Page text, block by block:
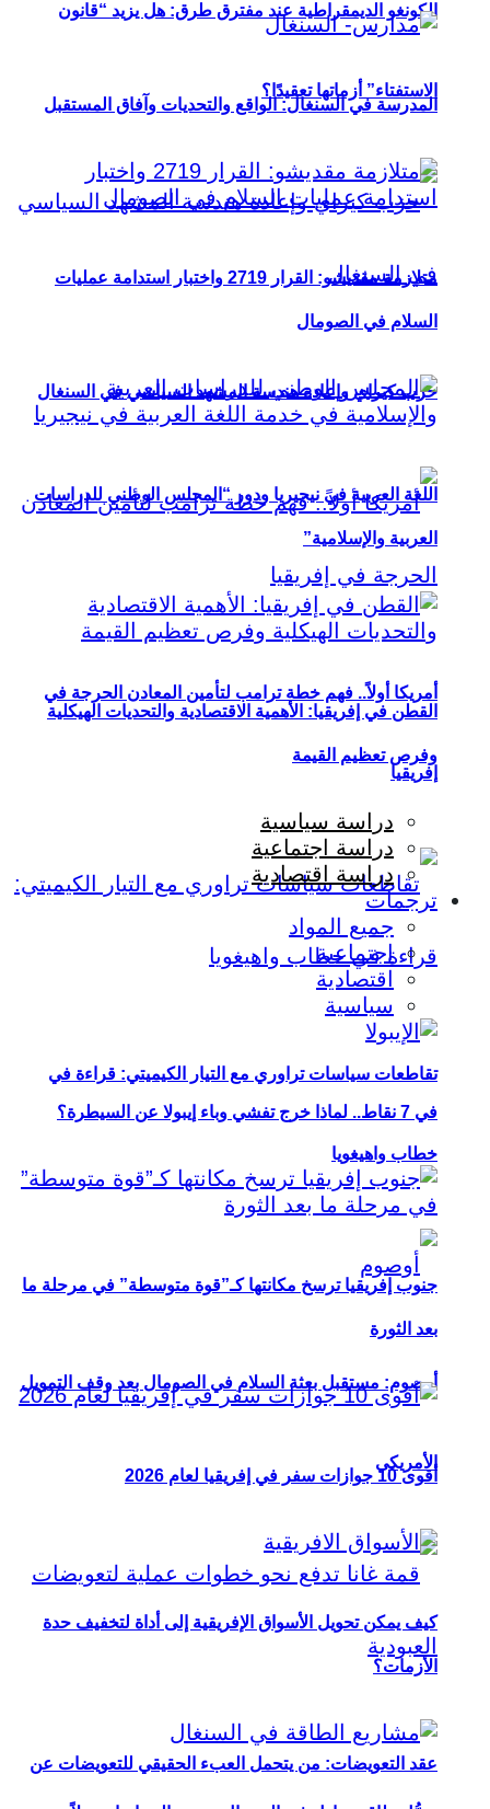
الكونغو الديمقراطية عند مفترق طرق: هل يزيد “قانون
الاستفتاء” أزماتها تعقيدًا؟
حزب كيراي وإعادة هندسة المشهد السياسي في السنغال
أمريكا أولاً.. فهم خطة ترامب لتأمين المعادن الحرجة في
إفريقيا
تقاطعات سياسات تراوري مع التيار الكيميتي: قراءة في
خطاب واهيغويا
أوصوم: مستقبل بعثة السلام في الصومال بعد وقف التمويل
الأمريكي
عقد التعويضات: من يتحمل العبء الحقيقي للتعويضات عن
المدرسة في السنغال: الواقع والتحديات وآفاق المستقبل
متلازمة مقديشو: القرار 2719 واختبار استدامة عمليات
السلام في الصومال
اللغة العربية في نيجيريا ودور “المجلس الوطني للدراسات
العربية والإسلامية”
القطن في إفريقيا: الأهمية الاقتصادية والتحديات الهيكلية
وفرص تعظيم القيمة
دراسة سياسية
دراسة اجتماعية
دراسة اقتصادية
ترجمات
جميع المواد
اجتماعية
اقتصادية
سياسية
في 7 نقاط.. لماذا خرج تفشي وباء إيبولا عن السيطرة؟
جنوب إفريقيا ترسخ مكانتها كـ”قوة متوسطة” في مرحلة ما
بعد الثورة
أقوى 10 جوازات سفر في إفريقيا لعام 2026
كيف يمكن تحويل الأسواق الإفريقية إلى أداة لتخفيف حدة
الأزمات؟